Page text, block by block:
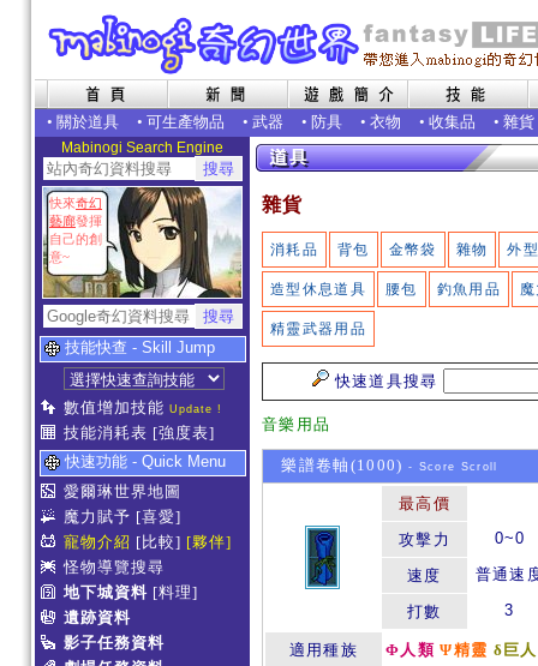
• 關於道具 • 可生產物品 • 武器 • 防具 • 衣物 • 收集品 • 雜貨
Mabinogi Search Engine
快來奇幻
藝廊發揮
自己的創
意~
技能快查 - Skill Jump
數值增加技能 Update !
技能消耗表 [強度表]
快速功能 - Quick Menu
愛爾琳世界地圖
魔力賦予 [喜愛]
寵物介紹 [比較] [夥伴]
怪物導覽搜尋
地下城資料 [料理]
遺跡資料
影子任務資料
雜貨
消耗品 背包 金幣袋 雜物 外
造型休息道具 腰包 釣魚用品
精靈武器用品
快速道具搜尋
音樂用品
樂譜卷軸(1000) - Score Scroll
最高價
攻擊力
0~0
速度 普通速
打數 3
適用種族 Φ人類 Ψ精靈 δ巨人